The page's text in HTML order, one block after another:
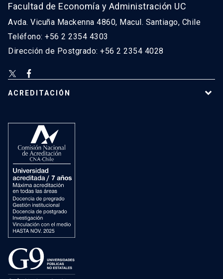
Facultad de Economía y Administración UC
Avda. Vicuña Mackenna 4860, Macul. Santiago, Chile
Teléfono: +56 2 2354 4303
Dirección de Postgrado: +56 2 2354 4028
ACREDITACIÓN